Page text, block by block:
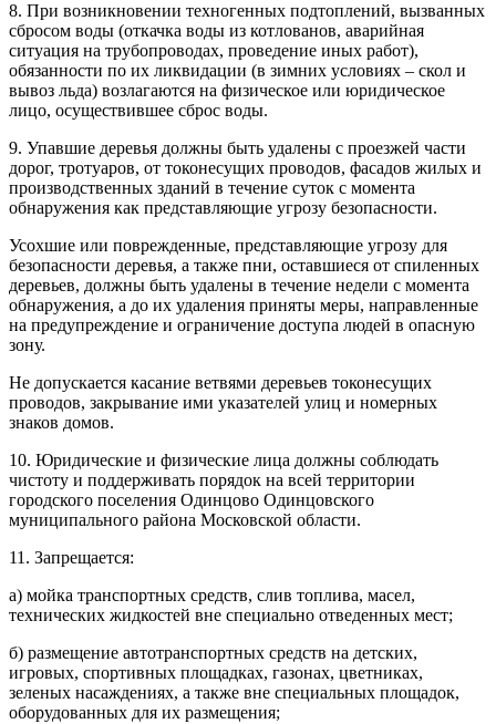
8. При возникновении техногенных подтоплений, вызванных
сбросом воды (откачка воды из котлованов, аварийная
ситуация на трубопроводах, проведение иных работ),
обязанности по их ликвидации (в зимних условиях – скол и
вывоз льда) возлагаются на физическое или юридическое
лицо, осуществившее сброс воды.
9. Упавшие деревья должны быть удалены с проезжей части
дорог, тротуаров, от токонесущих проводов, фасадов жилых и
производственных зданий в течение суток с момента
обнаружения как представляющие угрозу безопасности.
Усохшие или поврежденные, представляющие угрозу для
безопасности деревья, а также пни, оставшиеся от спиленных
деревьев, должны быть удалены в течение недели с момента
обнаружения, а до их удаления приняты меры, направленные
на предупреждение и ограничение доступа людей в опасную
зону.
Не допускается касание ветвями деревьев токонесущих
проводов, закрывание ими указателей улиц и номерных
знаков домов.
10. Юридические и физические лица должны соблюдать
чистоту и поддерживать порядок на всей территории
городского поселения Одинцово Одинцовского
муниципального района Московской области.
11. Запрещается:
а) мойка транспортных средств, слив топлива, масел,
технических жидкостей вне специально отведенных мест;
б) размещение автотранспортных средств на детских,
игровых, спортивных площадках, газонах, цветниках,
зеленых насаждениях, а также вне специальных площадок,
оборудованных для их размещения;